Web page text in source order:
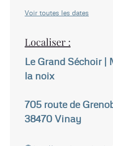
Voir toutes les dates
Localiser :
Le Grand Séchoir |
la noix
705 route de
38470 Vinay